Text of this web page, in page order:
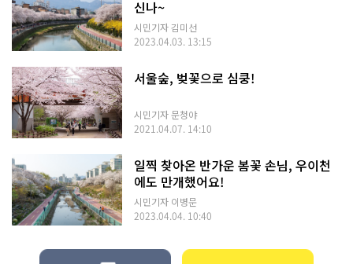
신나~
시민기자 김미선
2023.04.03. 13:15
서울숲, 벚꽃으로 심쿵!
시민기자 문청야
2021.04.07. 14:10
일찍 찾아온 반가운 봄꽃 손님, 우이천
에도 만개했어요!
시민기자 이병문
2023.04.04. 10:40